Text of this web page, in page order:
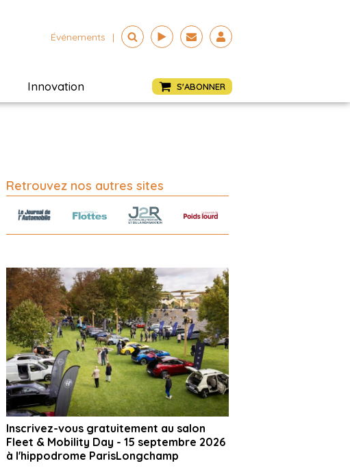
Événements |
Innovation S'ABONNER
Retrouvez nos autres sites
Inscrivez-vous gratuitement au salon
Fleet & Mobility Day - 15 septembre 2026
à l'hippodrome ParisLongchamp